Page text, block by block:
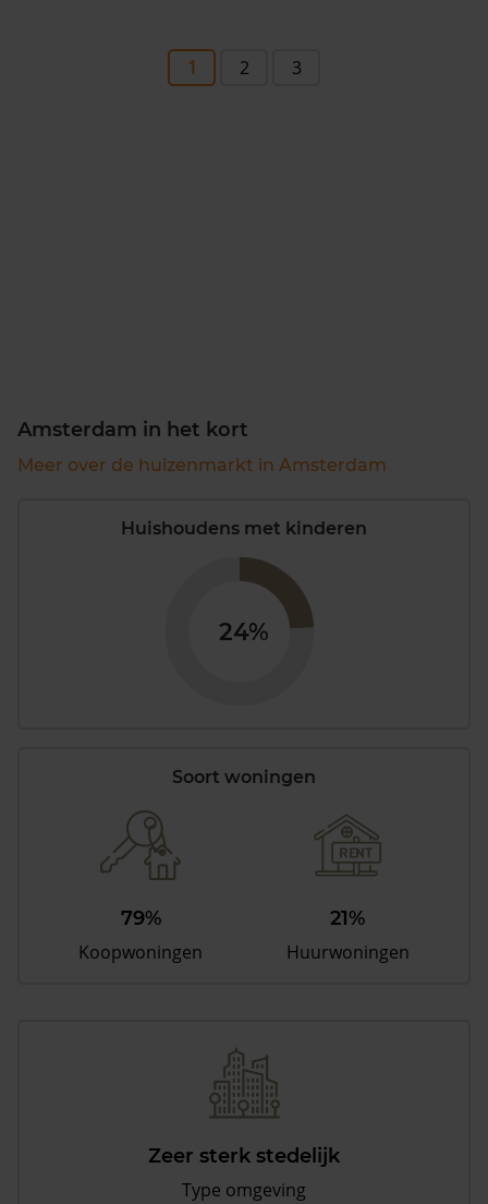
1 2 3
Amsterdam in het kort
Meer over de huizenmarkt in Amsterdam
Huishoudens met kinderen
24%
Soort woningen
79%
Koopwoningen
21%
Huurwoningen
Zeer sterk stedelijk
Type omgeving